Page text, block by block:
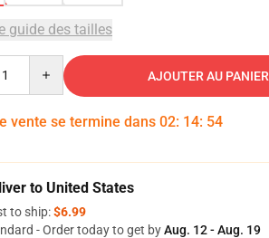
guide des tailles
AJOUTER AU PANIER
vente se termine dans 02: 14: 53
to United States
to ship:$6.99
- Order today to get byAug. 12 - Aug. 19